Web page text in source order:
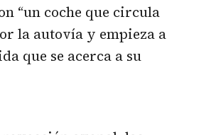
“un coche que circula
la autovía y empieza a
que se acerca a su